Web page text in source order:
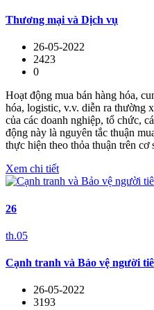
Thương mại và Dịch vụ
26-05-2022
2423
0
Hoạt động mua bán hàng hóa,
hóa, logistic, v.v. diễn ra thường
của các doanh nghiệp, tổ chức,
động này là nguyên tắc thuận
thực hiện theo thỏa thuận trên
Xem chi tiết
26
th.05
Cạnh tranh và Bảo vệ người
26-05-2022
3193